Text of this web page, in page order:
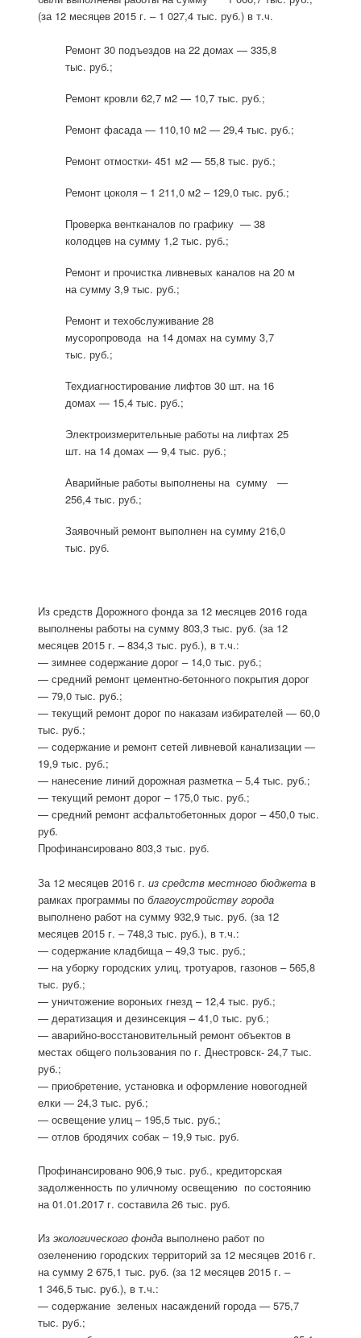
(за 12 месяцев 2015 г. – 1 027,4 тыс. руб.) в т.ч.
Ремонт 30 подъездов на 22 домах — 335,8
тыс. руб.;
Ремонт кровли 62,7 м2 — 10,7 тыс. руб.;
Ремонт фасада — 110,10 м2 — 29,4 тыс. руб.;
Ремонт отмостки- 451 м2 — 55,8 тыс. руб.;
Ремонт цоколя – 1 211,0 м2 – 129,0 тыс. руб.;
Проверка вентканалов по графику — 38
колодцев на сумму 1,2 тыс. руб.;
Ремонт и прочистка ливневых каналов на 20 м
на сумму 3,9 тыс. руб.;
Ремонт и техобслуживание 28
мусоропровода на 14 домах на сумму 3,7
тыс. руб.;
Техдиагностирование лифтов 30 шт. на 16
домах — 15,4 тыс. руб.;
Электроизмерительные работы на лифтах 25
шт. на 14 домах — 9,4 тыс. руб.;
Аварийные работы выполнены на сумму —
256,4 тыс. руб.;
Заявочный ремонт выполнен на сумму 216,0
тыс. руб.
Из средств Дорожного фонда за 12 месяцев 2016 года
выполнены работы на сумму 803,3 тыс. руб. (за 12
месяцев 2015 г. – 834,3 тыс. руб.), в т.ч.:
— зимнее содержание дорог – 14,0 тыс. руб.;
— средний ремонт цементно-бетонного покрытия дорог
— 79,0 тыс. руб.;
— текущий ремонт дорог по наказам избирателей — 60,0
тыс. руб.;
— содержание и ремонт сетей ливневой канализации —
19,9 тыс. руб.;
— нанесение линий дорожная разметка – 5,4 тыс. руб.;
— текущий ремонт дорог – 175,0 тыс. руб.;
— средний ремонт асфальтобетонных дорог – 450,0 тыс.
руб.
Профинансировано 803,3 тыс. руб.
За 12 месяцев 2016 г.из средств местного бюджета в
рамках программы поблагоустройству города
выполнено работ на сумму 932,9 тыс. руб. (за 12
месяцев 2015 г. – 748,3 тыс. руб.), в т.ч.:
— содержание кладбища – 49,3 тыс. руб.;
— на уборку городских улиц, тротуаров, газонов – 565,8
тыс. руб.;
— уничтожение вороньих гнезд – 12,4 тыс. руб.;
— дератизация и дезинсекция – 41,0 тыс. руб.;
— аварийно-восстановительный ремонт объектов в
местах общего пользования по г. Днестровск- 24,7 тыс.
руб.;
— приобретение, установка и оформление новогодней
елки — 24,3 тыс. руб.;
— освещение улиц – 195,5 тыс. руб.;
— отлов бродячих собак – 19,9 тыс. руб.
Профинансировано 906,9 тыс. руб., кредиторская
задолженность по уличному освещению по состоянию
на 01.01.2017 г. составила 26 тыс. руб.
Изэкологического фонда выполнено работ по
озеленению городских территорий за 12 месяцев 2016 г.
на сумму 2 675,1 тыс. руб. (за 12 месяцев 2015 г. –
1 346,5 тыс. руб.), в т.ч.:
— содержание зеленых насаждений города — 575,7
тыс. руб.;